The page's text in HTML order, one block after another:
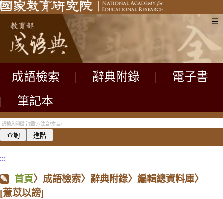
☰
成語檢索 辭典附錄
電子書
|
筆記本
:::
首頁〉成語檢索〉辭典附錄〉編輯總資料庫〉
[薏苡以謗]